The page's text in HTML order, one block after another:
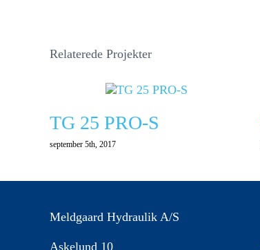
Relaterede Projekter
TG 25 PRO-S
september 5th, 2017
Meldgaard Hydraulik A/S
Askelund 10